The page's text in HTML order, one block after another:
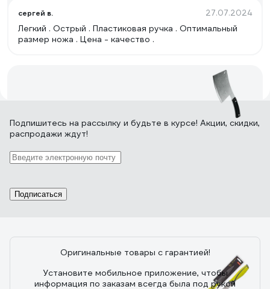
сергей в. 27.07.2024
Легкий . Острый . Пластиковая ручка . Оптимальный
размер ножа . Цена - качество .
СИБИН 550 г 20672
андрей д.
одно слово - МОЩЬ !!! что очень понравилось : 1.
и все, а шлифанули, полирнули 3. развесовка,
рукоять - пластик неплох, клепки 2 - алюм,
приклепано, подогнано без щелей, шлифануто, форма
- прямоугол, но в руку не впивается, когда рубишь,
Подпишитесь на рассылку и будьте в курсе! Акции, скидки,
распродажи ждут!
Подписаться
Оригинальные товары с гарантией!
Установите мобильное приложение, чтобы
информация по заказам всегда была под рукой